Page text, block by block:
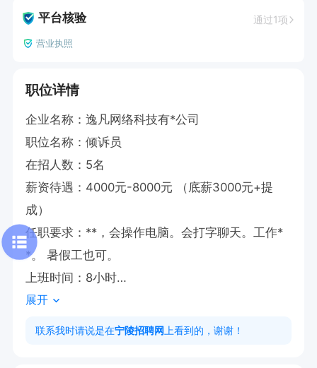
平台核验 通过1项
营业执照
职位详情
企业名称：逸凡网络科技有*公司
职位名称：倾诉员
在招人数：5名
薪资待遇：4000元-8000元 （底薪3000元+提
成）
任职要求：**，会操作电脑。会打字聊天。工作*
*。 暑假工也可。
上班时间：8小时
月休天数：3天
职位福利：节日福利  定期团建
展开
联系我时请说是在宁陵招聘网 上看到的，谢谢！